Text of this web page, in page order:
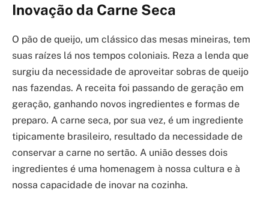
Inovação da Carne Seca
O pão de queijo, um clássico das mesas mineiras, tem
suas raízes lá nos tempos coloniais. Reza a lenda que
surgiu da necessidade de aproveitar sobras de queijo
nas fazendas. A receita foi passando de geração em
geração, ganhando novos ingredientes e formas de
preparo. A carne seca, por sua vez, é um ingrediente
tipicamente brasileiro, resultado da necessidade de
conservar a carne no sertão. A união desses dois
ingredientes é uma homenagem à nossa cultura e à
nossa capacidade de inovar na cozinha.